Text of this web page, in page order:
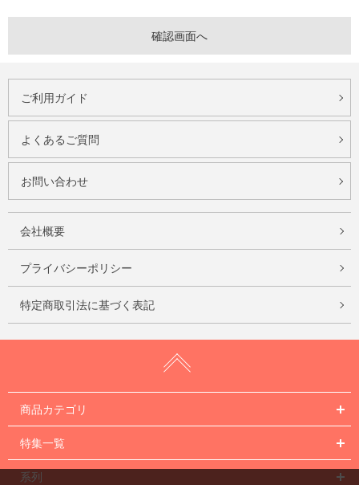
ご利用ガイド
よくあるご質問
お問い合わせ
会社概要
プライバシーポリシー
特定商取引法に基づく表記
商品カテゴリ
特集一覧
系列